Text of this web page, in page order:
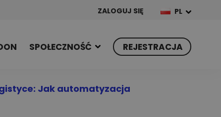
ZALOGUJ SIĘ PL
SPOŁECZNOŚĆ REJESTRACJA
Jak automatyzacja